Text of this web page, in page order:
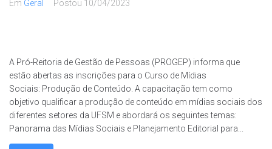
Em Geral Postou 10/04/2023
A Pró-Reitoria de Gestão de Pessoas (PROGEP) informa que
estão abertas as inscrições para o Curso de Mídias
Sociais: Produção de Conteúdo. A capacitação tem como
objetivo qualificar a produção de conteúdo em mídias sociais dos
diferentes setores da UFSM e abordará os seguintes temas:
Panorama das Mídias Sociais e Planejamento Editorial para...